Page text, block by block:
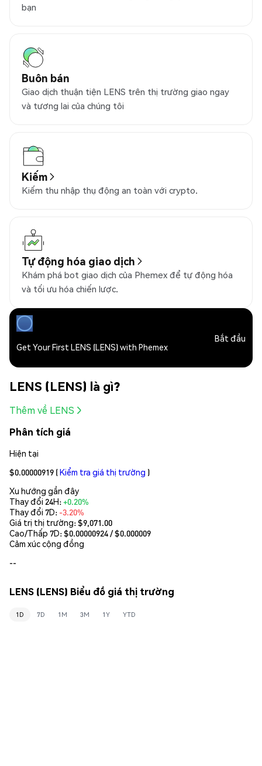
bạn
Buôn bán
Giao dịch thuận tiện LENS trên thị trường giao ngay
và tương lai của chúng tôi
Kiếm
Kiếm thu nhập thụ động an toàn với crypto.
Tự động hóa giao dịch
Khám phá bot giao dịch của Phemex để tự động hóa
và tối ưu hóa chiến lược.
Get Your First LENS (LENS) with Phemex
Bắt đầu
LENS (LENS) là gì?
Thêm về LENS
Phân tích giá
Hiện tại
$0.00000919 (Kiểm tra giá thị trường )
Xu hướng gần đây
Thay đổi 24H:+0.20%
Thay đổi 7D: -3.20%
Giá trị thị trường:$9,071.00
Cao/Thấp 7D: $0.00000924/ $0.000009
Cảm xúc cộng đồng
--
LENS (LENS) Biểu đồ giá thị trường
1D 7D 1M 3M 1Y YTD